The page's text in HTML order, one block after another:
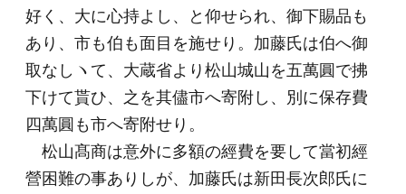
好く、大に心持よし、と仰せられ、御下賜品も
あり、市も伯も面目を施せり。加藤氏は伯へ御
取なしヽて、大蔵省より松山城山を五萬圓で拂
下けて貰ひ、之を其儘市へ寄附し、別に保存費
四萬圓も市へ寄附せり。
松山髙商は意外に多額の經費を要して當初經
營困難の事ありしが、加藤氏は新田長次郎氏に